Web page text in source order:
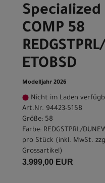
Specialized
COMP 58
ETOBSD
Modelljahr 2026
Nicht im Laden
Art.Nr. 94423-5158
Größe: 58
Farbe: REDGSTPRL/
pro Stück (inkl. MwSt.
Grossartikel)
3.999,00 EUR